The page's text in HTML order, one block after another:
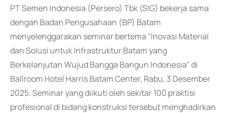
PT Semen Indonesia (Persero) Tbk (SIG) bekerja sama
dengan Badan Pengusahaan (BP) Batam
menyelenggarakan seminar bertema "Inovasi Material
dan Solusi untuk Infrastruktur Batam yang
Berkelanjutan Wujud Bangga Bangun Indonesia" di
Ballroom Hotel Harris Batam Center, Rabu, 3 Desember
2025. Seminar yang diikuti oleh sekitar 100 praktisi
profesional di bidang konstruksi tersebut menghadirkan